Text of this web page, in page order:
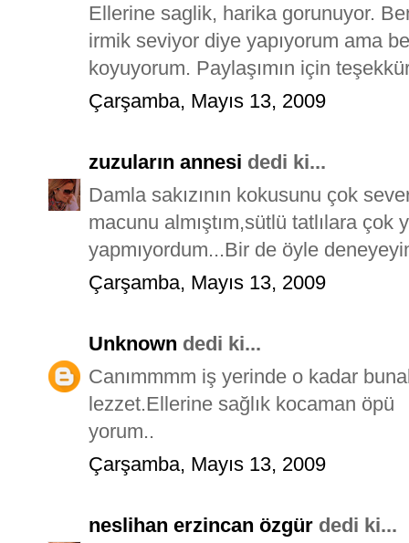
Ellerine saglik, harika gorunuyor.
irmik seviyor diye yapıyorum ama
koyuyorum. Paylaşımın için
Çarşamba, Mayıs 13, 2009
zuzuların annesi dedi ki...
Damla sakızının kokusunu çok
macunu almıştım,sütlü tatlılara çok
yapmıyordum...Bir de öyle
Çarşamba, Mayıs 13, 2009
Unknown dedi ki...
Canımmmm iş yerinde o kadar
lezzet.Ellerine sağlık kocaman öpü
yorum..
Çarşamba, Mayıs 13, 2009
neslihan erzincan özgür dedi ki...